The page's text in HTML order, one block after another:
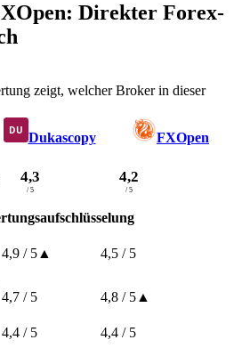
Direkter Forex-
zeigt, welcher Broker in dieser
Dukascopy FXOpen
4,3
/ 5
4,2
/ 5
4,9 / 5 ▲ 4,5 / 5
4,7 / 5 4,8 / 5 ▲
4,4 / 5 4,4 / 5